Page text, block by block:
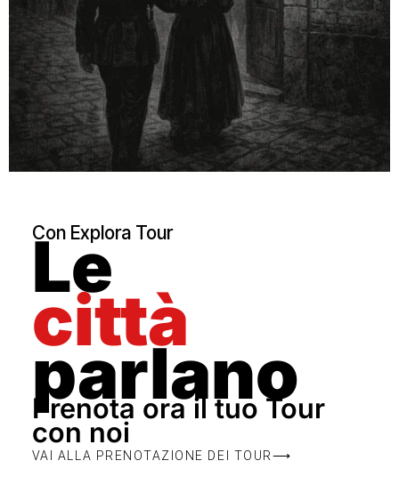
Con Explora Tour
Le
città
parlano
Prenota ora il tuo Tour
con noi
VAI ALLA PRENOTAZIONE DEI TOUR⟶